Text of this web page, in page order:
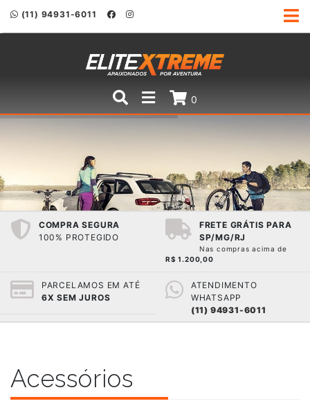
(11) 94931-6011
0
COMPRA SEGURA
100% PROTEGIDO
FRETE GRÁTIS PARA
SP/MG/RJ
Nas compras acima de
R$ 1.200,00
PARCELAMOS EM ATÉ
6X SEM JUROS
ATENDIMENTO
WHATSAPP
(11) 94931-6011
Acessórios